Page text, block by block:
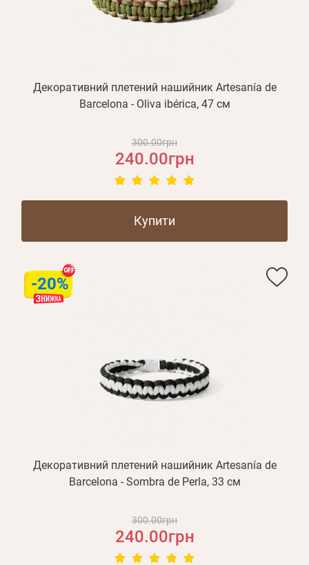
Декоративний плетений нашийник Artesanía de
Barcelona - Oliva ibérica, 47 см
300.00грн
240.00грн
Купити
-20%
Декоративний плетений нашийник Artesanía de
Barcelona - Sombra de Perla, 33 см
300.00грн
240.00грн